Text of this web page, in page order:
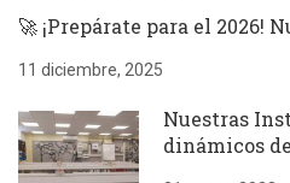
🚀 ¡Prepárate para el 2026!
11 diciembre, 2025
Nuestras
dinámicos